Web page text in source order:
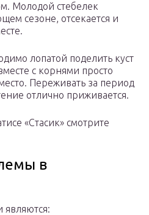
Молодой стебелек
сезоне, отсекается и
лопатой поделить куст
с корнями просто
Переживать за период
отлично приживается.
«Стасик» смотрите
в